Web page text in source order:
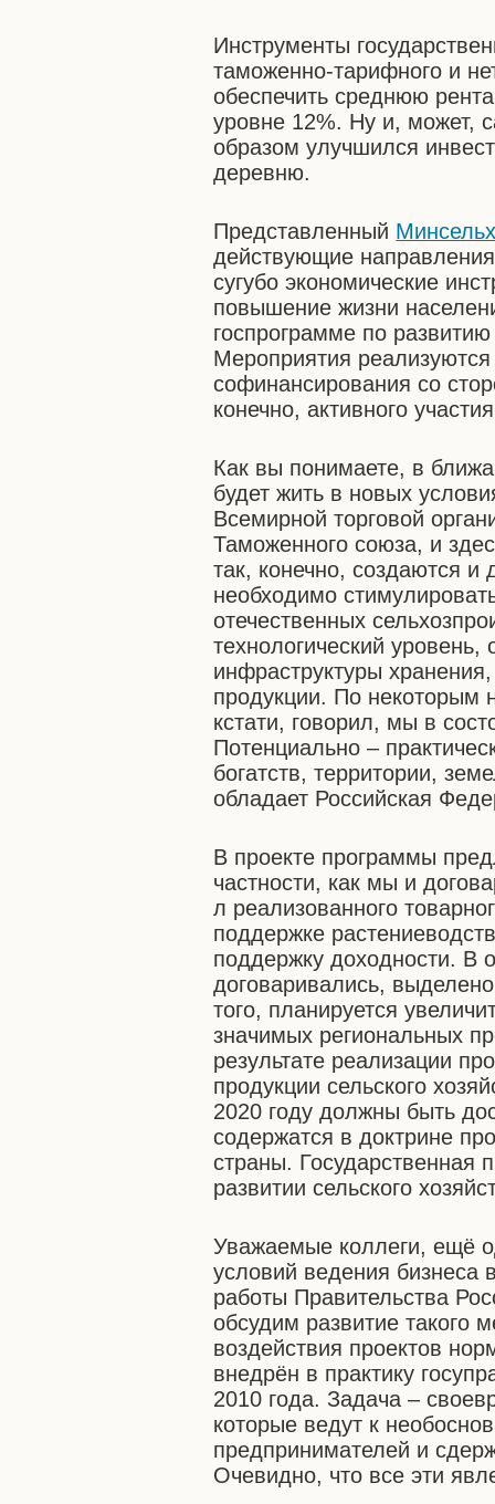
Инструменты
таможенно-тарифного и
обеспечить среднюю
уровне 12%. Ну и, может,
образом улучшился
деревню.
Представленный
действующие
сугубо экономические
повышение жизни
госпрограмме по
Мероприятия
софинансирования со
конечно, активного
Как вы понимаете, в
будет жить в новых
Всемирной торговой
Таможенного союза, и
так, конечно, создаются
необходимо
отечественных
технологический
инфраструктуры
продукции. По некоторым
кстати, говорил, мы в
Потенциально –
богатств, территории,
обладает Российская
В проекте программы
частности, как мы и
л реализованного
поддержке
поддержку доходности. В
договаривались,
того, планируется
значимых региональных
результате реализации
продукции сельского
2020 году должны быть
содержатся в доктрине
страны. Государственная
развитии сельского
Уважаемые коллеги, ещё
условий ведения бизнеса
работы Правительства
обсудим развитие такого
воздействия проектов
внедрён в практику
2010 года. Задача –
которые ведут к
предпринимателей и
Очевидно, что все эти